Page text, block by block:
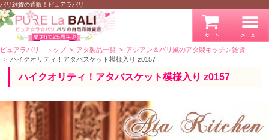
バリ雑貨の通販！ピュアラバリ
ピュアラバリ トップ アタ製品一覧
アジアン＆バリ風のアタ製キッチン雑貨
ハイクオリティ！アタバスケット模様入り z0157
ハイクオリティ！アタバスケット模様入り z0157